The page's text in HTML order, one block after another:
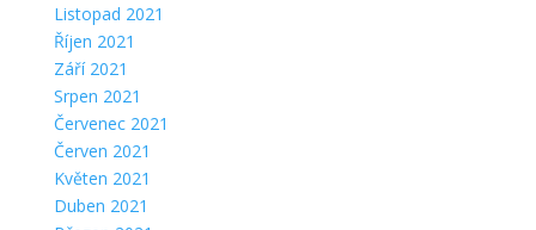
Listopad 2021
Říjen 2021
Září 2021
Srpen 2021
Červenec 2021
Červen 2021
Květen 2021
Duben 2021